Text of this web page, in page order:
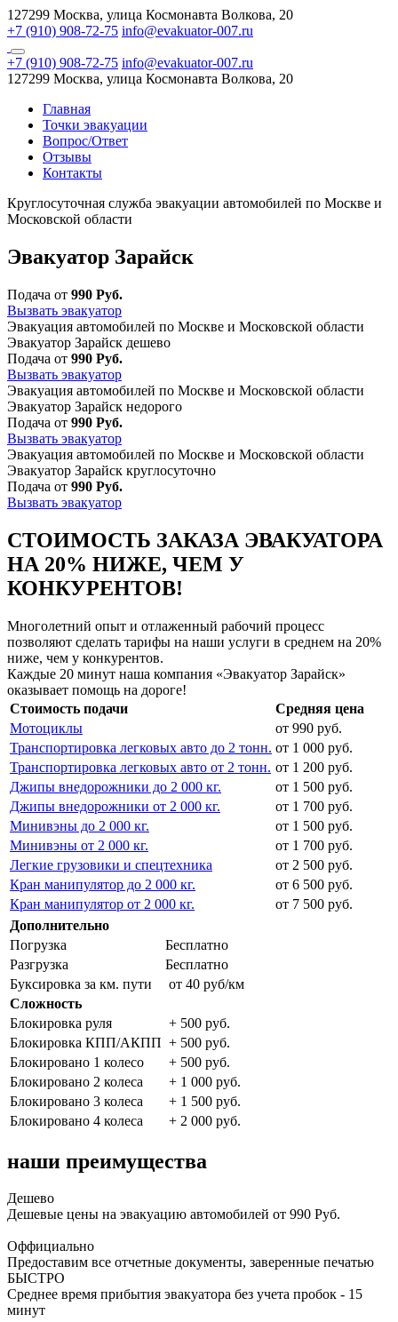
127299 Москва, улица Космонавта Волкова, 20
+7 (910) 908-72-75 info@evakuator-007.ru
+7 (910) 908-72-75 info@evakuator-007.ru
127299 Москва, улица Космонавта Волкова, 20
Главная
Точки эвакуации
Вопрос/Ответ
Отзывы
Контакты
Круглосуточная служба эвакуации автомобилей по Москве и
Московской области
Эвакуатор Зарайск
Подача от 990 Руб.
Вызвать эвакуатор
Эвакуация автомобилей по Москве и Московской области
Эвакуатор Зарайск дешево
Подача от 990 Руб.
Вызвать эвакуатор
Эвакуация автомобилей по Москве и Московской области
Эвакуатор Зарайск недорого
Подача от 990 Руб.
Вызвать эвакуатор
Эвакуация автомобилей по Москве и Московской области
Эвакуатор Зарайск круглосуточно
Подача от 990 Руб.
Вызвать эвакуатор
СТОИМОСТЬ ЗАКАЗА ЭВАКУАТОРА
НА 20% НИЖЕ, ЧЕМ У
КОНКУРЕНТОВ!
Многолетний опыт и отлаженный рабочий процесс
позволяют сделать тарифы на наши услуги в среднем на 20%
ниже, чем у конкурентов.
Каждые 20 минут наша компания «Эвакуатор Зарайск»
оказывает помощь на дороге!
Стоимость подачи
Средняя цена
Мотоциклы
от 990 руб.
Транспортировка легковых авто до 2 тонн. от 1 000 руб.
Транспортировка легковых авто от 2 тонн. от 1 200 руб.
Джипы внедорожники до 2 000 кг.
от 1 500 руб.
Джипы внедорожники от 2 000 кг.
от 1 700 руб.
Минивэны до 2 000 кг.
от 1 500 руб.
Минивэны от 2 000 кг.
от 1 700 руб.
Легкие грузовики и спецтехника
от 2 500 руб.
Кран манипулятор до 2 000 кг.
от 6 500 руб.
Кран манипулятор от 2 000 кг.
от 7 500 руб.
Дополнительно
Погрузка
Бесплатно
Разгрузка
Бесплатно
Буксировка за км. пути
от 40 руб/км
Сложность
Блокировка руля
+ 500 руб.
Блокировка КПП/АКПП + 500 руб.
Блокировано 1 колесо
+ 500 руб.
Блокировано 2 колеса
+ 1 000 руб.
Блокировано 3 колеса
+ 1 500 руб.
Блокировано 4 колеса
+ 2 000 руб.
наши преимущества
Дешево
Дешевые цены на эвакуацию автомобилей от 990 Руб.
Оффициально
Предоставим все отчетные документы, заверенные печатью
БЫСТРО
Среднее время прибытия эвакуатора без учета пробок - 15
минут